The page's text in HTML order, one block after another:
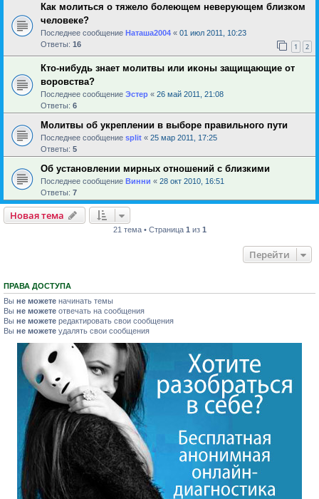
Как молиться о тяжело болеющем неверующем близком
человеке?
Последнее сообщение Наташа2004 « 01 июл 2011, 10:23
Ответы: 16 1 2
Кто-нибудь знает молитвы или иконы защищающие от
воровства?
Последнее сообщение Эстер « 26 май 2011, 21:08
Ответы: 6
Молитвы об укреплении в выборе правильного пути
Последнее сообщение sрlit « 25 мар 2011, 17:25
Ответы: 5
Об установлении мирных отношений с близкими
Последнее сообщение Винни « 28 окт 2010, 16:51
Ответы: 7
Новая тема
21 тема • Страница 1 из 1
Перейти
ПРАВА ДОСТУПА
Вы не можете начинать темы
Вы не можете отвечать на сообщения
Вы не можете редактировать свои сообщения
Вы не можете удалять свои сообщения